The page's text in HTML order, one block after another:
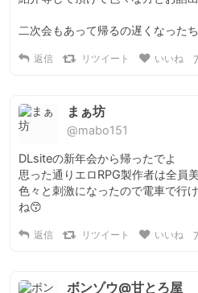
二次会もあって帰るの遅くなった
返信 リツイート いいね
まぁ坊
@mabo151
DLsiteの新年会から帰ったでよ
思った通りエロRPG製作者は全員
色々と刺激になったので電車で行
ね😙
返信 リツイート いいね
ボンゾウ@甘とろ屋